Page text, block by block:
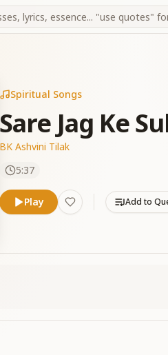
Spiritual Songs
Sare Jag Ke
BK Ashvini Tilak
5:37
Play Add to